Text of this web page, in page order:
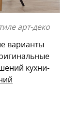
арт-деко
варианты
кухни-